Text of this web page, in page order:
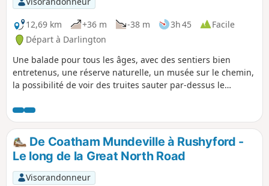
12,69 km
+36 m -38 m 3h 45
Facile
Départ à Darlington
Une balade pour tous les âges, avec des sentiers bien
entretenus, une réserve naturelle, un musée sur le chemin,
la possibilité de voir des truites sauter par-dessus le
manger un morceau ou prendre un café.
De Coatham Mundeville à Rushyford -
Le long de la Great North Road
Visorandonneur